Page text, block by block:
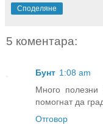
Споделяне
5 коментара:
Бунт 1:08 am
Много
помогнат да
Отговор